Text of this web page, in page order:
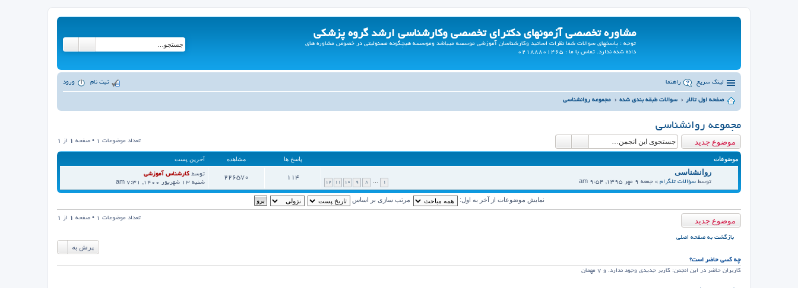
مشاوره تخصصی آزمونهای دکترای تخصصی وکارشناسی ارشد گروه پزشکی
توجه : پاسخهای سوالات شما نظرات اساتید وکارشناسان آموزشی موسسه میباشد وموسسه هیچگونه مسئولیتی در خصوص مشاوره های
داده شده ندارد. تماس با ما : 02188801465
لینک سریع راهنما ورود ثبت نام
صفحه اول تالار سوالات طبقه بندی شده مجموعه روانشناسی
مجموعه روانشناسی
موضوع جدید تعداد موضوعات 1 • صفحه 1 از 1
موضوعات پاسخ ها مشاهده آخرین پست
روانشناسی
1
…
8
9
10
11
12 توسط سؤالات تلگرام » جمعه 9 مهر 1395, 9:54 am
114
226570 توسط کارشناس آموزشی
ش
ا
ه
ا
شنبه 13 شهریور 1400, 7:31 am
نمایش موضوعات از آخر به اول: مرتب سازی بر اساس
موضوع جدید تعداد موضوعات 1 • صفحه 1 از 1
بازگشت به صفحه اصلی
پرش به
چه کسی حاضر است؟
کاربران حاضر در این انجمن: کاربر جدیدی وجود ندارد. و 7 مهمان